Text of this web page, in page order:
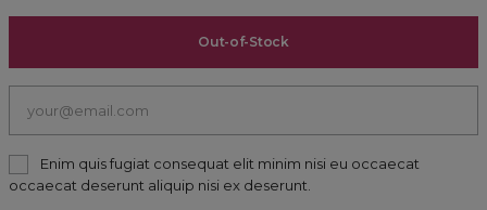
Out-of-Stock
Enim quis fugiat consequat elit minim nisi eu occaecat
occaecat deserunt aliquip nisi ex deserunt.